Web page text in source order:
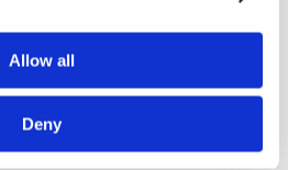
Allow all
Deny